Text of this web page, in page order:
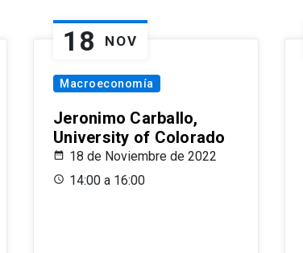
18 NOV
Macroeconomía
Jeronimo Carballo,
University of Colorado
18 de Noviembre de 2022
14:00 a 16:00